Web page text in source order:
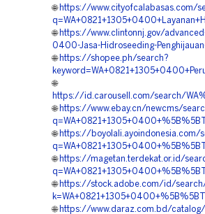
🌐 https://www.cityofcalabasas.com/
🌐 https://www.clintonnj.gov/
0400-Jasa-Hidroseeding-
🌐 https://shopee.ph/search?
🌐
https://id.carousell.com/search/
🌐 https://www.ebay.cn/newcms/
🌐 https://boyolali.ayoindonesia.com/
🌐 https://magetan.terdekat.or.id/
🌐 https://stock.adobe.com/id/
🌐 https://www.daraz.com.bd/